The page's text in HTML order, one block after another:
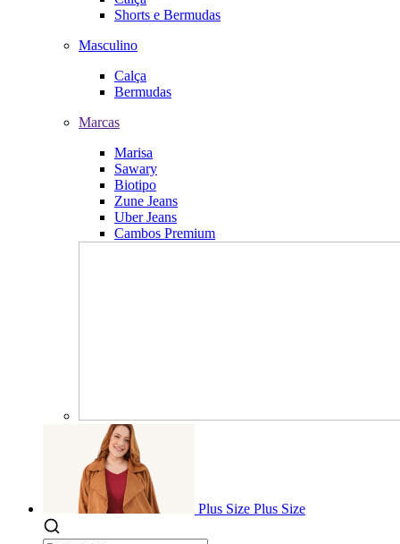
Shorts e Bermudas
Masculino
Calça
Bermudas
Marcas
Marisa
Sawary
Biotipo
Zune Jeans
Uber Jeans
Cambos Premium
Plus Size Plus Size